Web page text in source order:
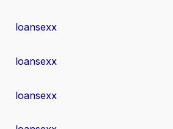
loansexx
loansexx
loansexx